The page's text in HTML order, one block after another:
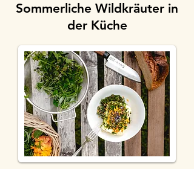
Sommerliche Wildkräuter in
der Küche